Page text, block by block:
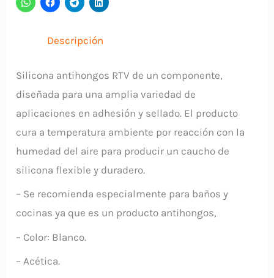
cantidad
Descripción
Silicona antihongos RTV de un componente,
diseñada para una amplia variedad de
aplicaciones en adhesión y sellado. El producto
cura a temperatura ambiente por reacción con la
humedad del aire para producir un caucho de
silicona flexible y duradero.
– Se recomienda especialmente para baños y
cocinas ya que es un producto antihongos,
– Color: Blanco.
– Acética.